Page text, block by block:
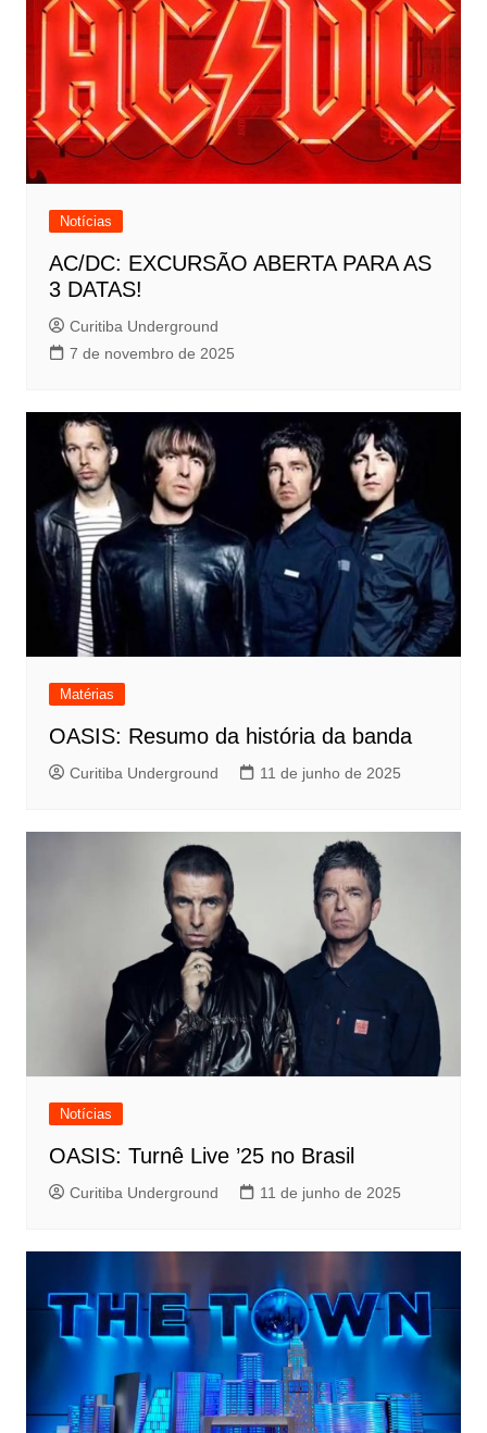
Notícias
AC/DC: EXCURSÃO ABERTA PARA AS
3 DATAS!
Curitiba Underground
7 de novembro de 2025
Matérias
OASIS: Resumo da história da banda
Curitiba Underground 11 de junho de 2025
Notícias
OASIS: Turnê Live ’25 no Brasil
Curitiba Underground 11 de junho de 2025